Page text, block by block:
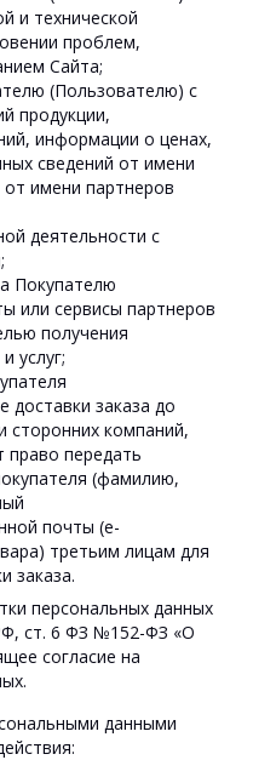
и технической
проблем,
Сайта;
(Пользователю) с
продукции,
информации о ценах,
сведений от имени
имени партнеров
деятельности с
Покупателю
или сервисы партнеров
получения
услуг;
доставки заказа до
сторонних компаний,
передать
(фамилию,
почты (e-
третьим лицам для
заказа.
персональных данных
ст. 6 ФЗ №152-ФЗ «О
согласие на
данными